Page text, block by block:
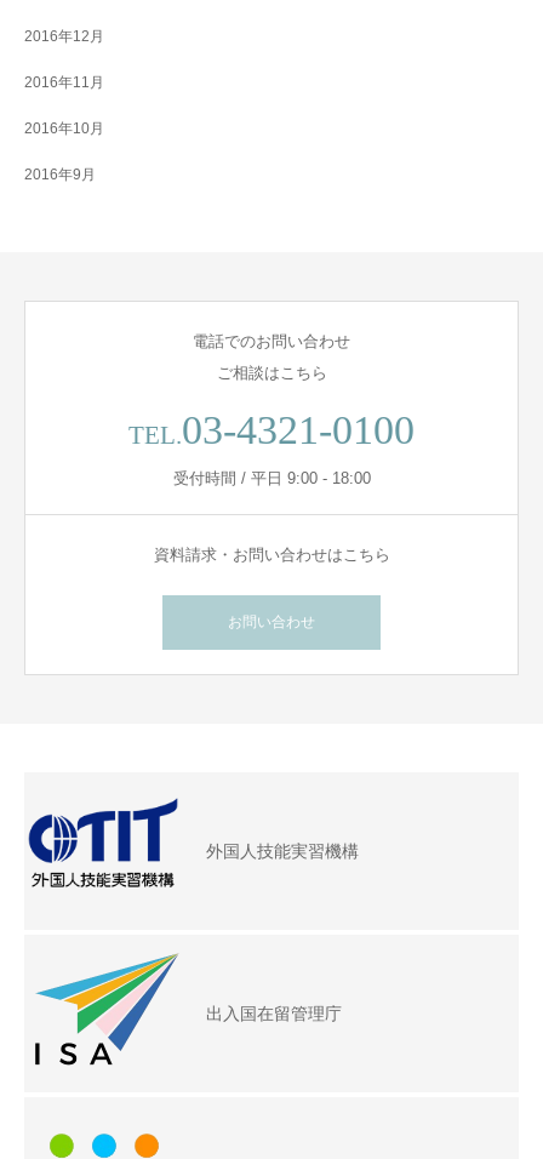
2016年12月
2016年11月
2016年10月
2016年9月
電話でのお問い合わせ
ご相談はこちら
TEL.03-4321-0100
受付時間 / 平日 9:00 - 18:00
資料請求・お問い合わせはこちら
お問い合わせ
外国人技能実習機構
出入国在留管理庁